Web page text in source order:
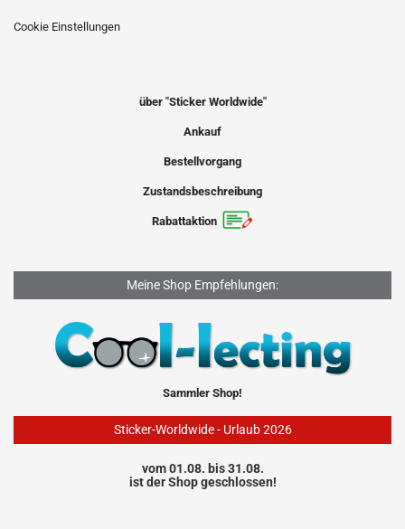
Cookie Einstellungen
über "Sticker Worldwide"
Ankauf
Bestellvorgang
Zustandsbeschreibung
Rabattaktion
Meine Shop Empfehlungen:
Sammler Shop!
Sticker-Worldwide - Urlaub 2026
vom 01.08. bis 31.08.
ist der Shop geschlossen!